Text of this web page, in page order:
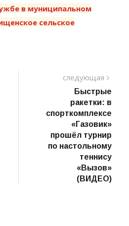
в муниципальном
сельское
следующая
Быстрые
ракетки: в
спорткомплексе
«Газовик»
прошёл турнир
по настольному
теннису
«Вызов»
(ВИДЕО)